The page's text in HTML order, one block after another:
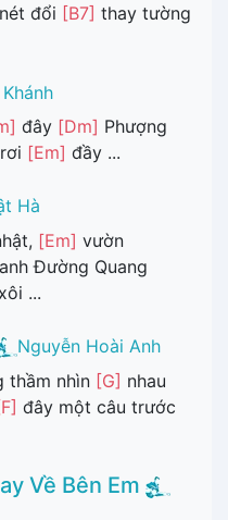
đổi [B7] thay tường
đây [Dm] Phượng
[Em] đầy ...
Hà
[Em] vườn
Đường Quang
xôi ...
Nguyễn Hoài Anh
thầm nhìn [G] nhau
đây một câu trước
Về Bên Em